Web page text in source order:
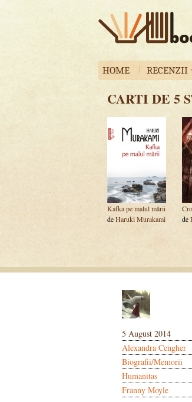
HOME RECENZII
CARTI DE 5
Kafka pe malul mării
deHaruki Murakami
de
5 August 2014
Alexandra Cengher
Biografii/Memorii
Humanitas
Franny Moyle